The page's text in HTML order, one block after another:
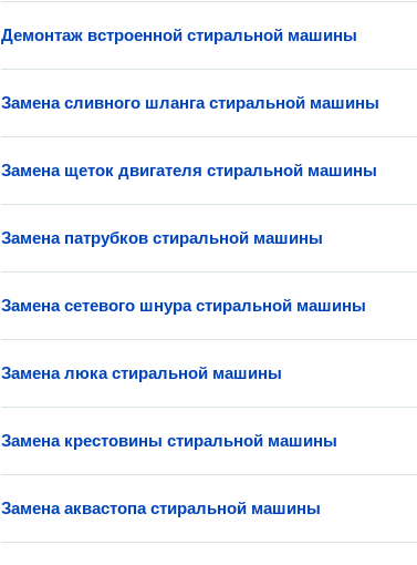
Демонтаж встроенной стиральной машины
Замена сливного шланга стиральной машины
Замена щеток двигателя стиральной машины
Замена патрубков стиральной машины
Замена сетевого шнура стиральной машины
Замена люка стиральной машины
Замена крестовины стиральной машины
Замена аквастопа стиральной машины